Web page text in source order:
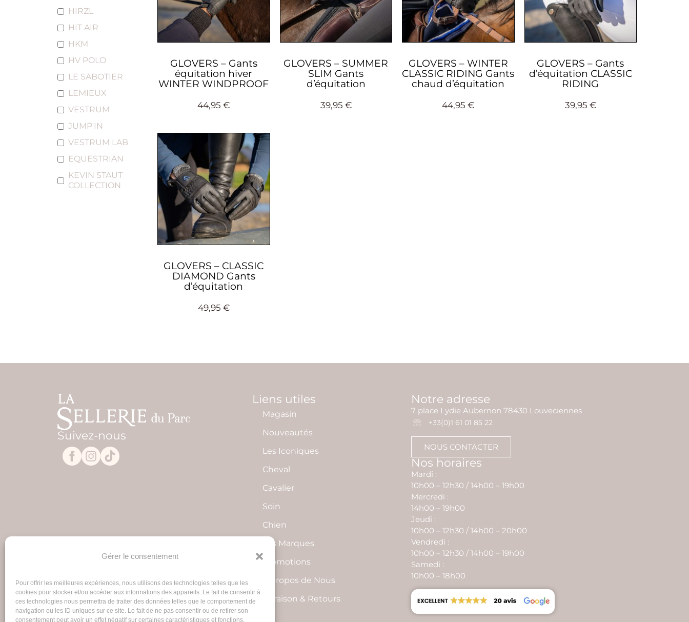
Gérer le consentement
Pour offrir les meilleures expériences, nous utilisons des technologies telles que les
cookies pour stocker et/ou accéder aux informations des appareils. Le fait de consentir à
ces technologies nous permettra de traiter des données telles que le comportement de
navigation ou les ID uniques sur ce site. Le fait de ne pas consentir ou de retirer son
consentement peut avoir un effet négatif sur certaines caractéristiques et fonctions.
HIRZL
HIT AIR
HKM
HV POLO
LE SABOTIER
LEMIEUX
VESTRUM
JUMP'IN
VESTRUM LAB
EQUESTRIAN
KEVIN STAUT
COLLECTION
GLOVERS – Gants
équitation hiver
WINTER WINDPROOF
44,95€
GLOVERS – SUMMER
SLIM Gants
d’équitation
39,95 €
GLOVERS – WINTER
CLASSIC RIDING Gants
chaud d’équitation
44,95€
GLOVERS – Gants
d’équitation CLASSIC
RIDING
39,95 €
GLOVERS – CLASSIC
DIAMOND Gants
d’équitation
49,95 €
Suivez-nous
Liens utiles
Magasin
Nouveautés
Les Iconiques
Cheval
Cavalier
Soin
Chien
Les Marques
Promotions
À propos de Nous
Livraison & Retours
Notre adresse
7 place Lydie Aubernon 78430 Louveciennes
+33(0)1 61 01 85 22
NOUS CONTACTER
Nos horaires
Mardi :
10h00 – 12h30 / 14h00 – 19h00
Mercredi :
14h00 – 19h00
Jeudi :
10h00 – 12h30 / 14h00 – 20h00
Vendredi :
10h00 – 12h30 / 14h00 – 19h00
Samedi :
10h00 – 18h00